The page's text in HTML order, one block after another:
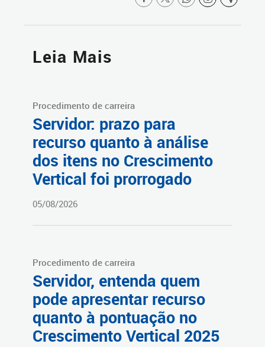
Leia Mais
Procedimento de carreira
Servidor: prazo para
recurso quanto à análise
dos itens no Crescimento
Vertical foi prorrogado
05/08/2026
Procedimento de carreira
Servidor, entenda quem
pode apresentar recurso
quanto à pontuação no
Crescimento Vertical 2025